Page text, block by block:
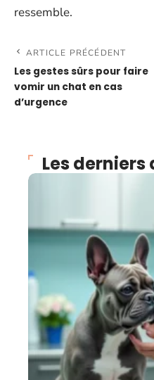
ressemble.
ARTICLE PRÉCÉDENT
Les gestes sûrs pour faire
vomir un chat en cas
d’urgence
Les derniers